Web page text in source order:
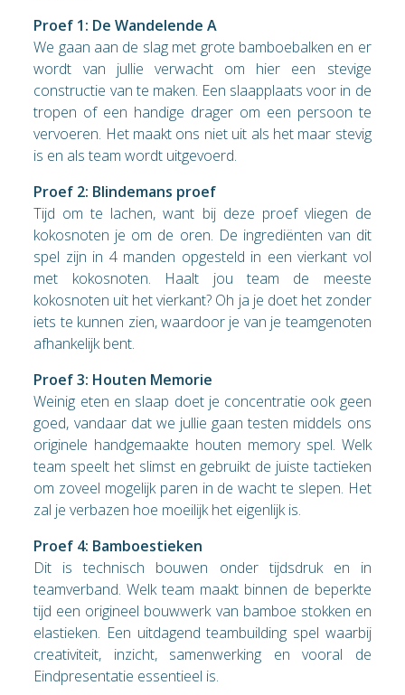
Proef 1: De Wandelende A
We gaan aan de slag met grote bamboebalken en er
wordt van jullie verwacht om hier een stevige
constructie van te maken. Een slaapplaats voor in de
tropen of een handige drager om een persoon te
vervoeren. Het maakt ons niet uit als het maar stevig
is en als team wordt uitgevoerd.
Proef 2: Blindemans proef
Tijd om te lachen, want bij deze proef vliegen de
kokosnoten je om de oren. De ingrediënten van dit
spel zijn in 4 manden opgesteld in een vierkant vol
met kokosnoten. Haalt jou team de meeste
kokosnoten uit het vierkant? Oh ja je doet het zonder
iets te kunnen zien, waardoor je van je teamgenoten
afhankelijk bent.
Proef 3: Houten Memorie
Weinig eten en slaap doet je concentratie ook geen
goed, vandaar dat we jullie gaan testen middels ons
originele handgemaakte houten memory spel. Welk
team speelt het slimst en gebruikt de juiste tactieken
om zoveel mogelijk paren in de wacht te slepen. Het
zal je verbazen hoe moeilijk het eigenlijk is.
Proef 4: Bamboestieken
Dit is technisch bouwen onder tijdsdruk en in
teamverband. Welk team maakt binnen de beperkte
tijd een origineel bouwwerk van bamboe stokken en
elastieken. Een uitdagend teambuilding spel waarbij
creativiteit, inzicht, samenwerking en vooral de
Eindpresentatie essentieel is.